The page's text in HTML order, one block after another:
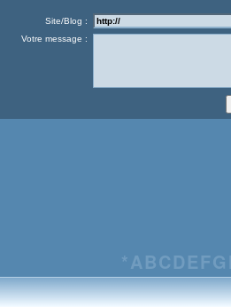
Site/Blog :
Votre message :
*ABCDEFG